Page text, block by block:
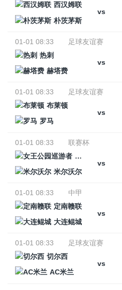
西汉姆联
vs
朴茨茅斯
01-01 08:33
足球友谊赛
热刺
vs
赫塔费
01-01 08:33
足球友谊赛
布莱顿
vs
罗马
01-01 08:33
联赛杯
女王公园巡游者
vs
米尔沃尔
01-01 08:33
中甲
定南赣联
vs
大连鲲城
01-01 08:33
足球友谊赛
切尔西
vs
AC米兰